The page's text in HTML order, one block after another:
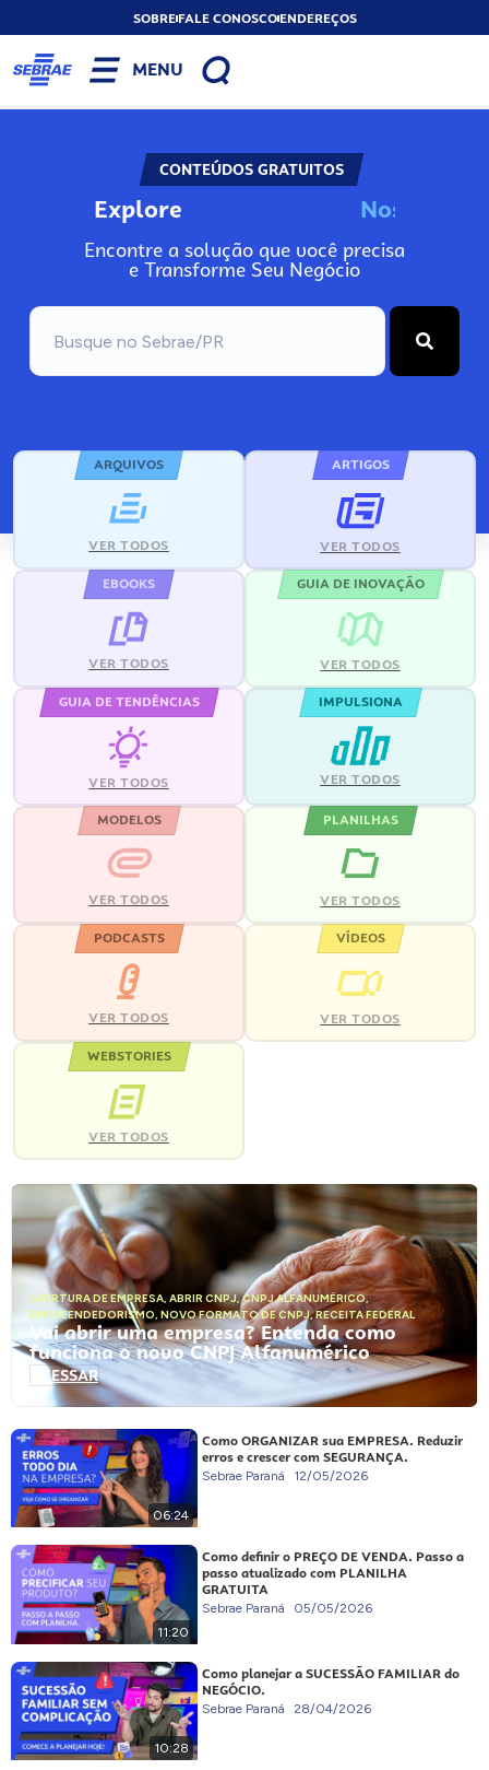
SOBREFALE CONOSCOENDEREÇOS
MENU
CONTEÚDOS GRATUITOS
Explore No
Encontre a solução que você precisa
e Transforme Seu Negócio
ARQUIVOS
VER TODOS
ARTIGOS
VER TODOS
EBOOKS
VER TODOS
GUIA DE INOVAÇÃO
VER TODOS
GUIA DE TENDÊNCIAS
VER TODOS
IMPULSIONA
VER TODOS
MODELOS
VER TODOS
PLANILHAS
VER TODOS
PODCASTS
VER TODOS
VÍDEOS
VER TODOS
WEBSTORIES
VER TODOS
ABERTURA DE EMPRESA, ABRIR CNPJ,CNPJ ALFANUMÉRICO,
EMPREENDEDORISMO, NOVO FORMATO DE CNPJ,RECEITA FEDERAL
Vai abrir uma empresa? Entenda como
funciona o novo CNPJ Alfanumérico
ACESSAR
06:24
Como ORGANIZAR sua EMPRESA. Reduzir
erros e crescer com SEGURANÇA.
Sebrae Paraná 12/05/2026
11:20
Como definir o PREÇO DE VENDA. Passo a
passo atualizado com PLANILHA
GRATUITA
Sebrae Paraná 05/05/2026
10:28
Como planejar a SUCESSÃO FAMILIAR do
NEGÓCIO.
Sebrae Paraná 28/04/2026